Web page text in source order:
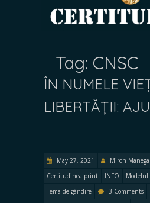
Tag: CNSC
ÎN NUMELE
LIBERTĂȚII:
May 27, 2021 Miron Manega
Certitudinea print
INFO Modelul
Tema de gândire
3 Comments